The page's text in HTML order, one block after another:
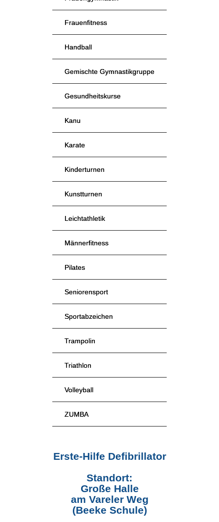
Frauenfitness
Handball
Gemischte Gymnastikgruppe
Gesundheitskurse
Kanu
Karate
Kinderturnen
Kunstturnen
Leichtathletik
Männerfitness
Pilates
Seniorensport
Sportabzeichen
Trampolin
Triathlon
Volleyball
ZUMBA
Erste-Hilfe Defibrillator
Standort:
Große Halle
am Vareler Weg
(Beeke Schule)